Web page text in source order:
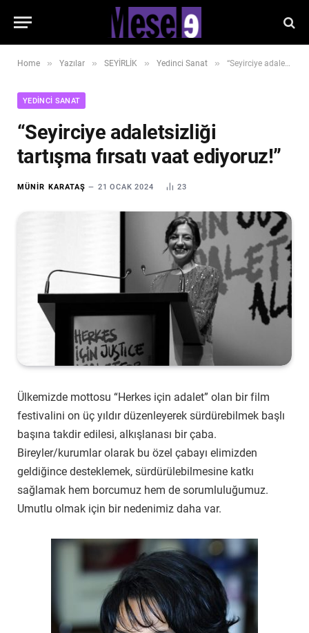
Home » Yazılar » SEYİRLİK » Yedinci Sanat » “Seyirciye adaletsizliği tartışma fırsatı vaat ediyoruz!”
YEDINCI SANAT
“Seyirciye adaletsizliği
tartışma fırsatı vaat ediyoruz!”
MÜNIR KARATAŞ 21 OCAK 2024 23
Ülkemizde mottosu “Herkes için adalet” olan bir film
festivalini on üç yıldır düzenleyerek sürdürebilmek başlı
başına takdir edilesi, alkışlanası bir çaba.
Bireyler/kurumlar olarak bu özel çabayı elimizden
geldiğince desteklemek, sürdürülebilmesine katkı
sağlamak hem borcumuz hem de sorumluluğumuz.
Umutlu olmak için bir nedenimiz daha var.